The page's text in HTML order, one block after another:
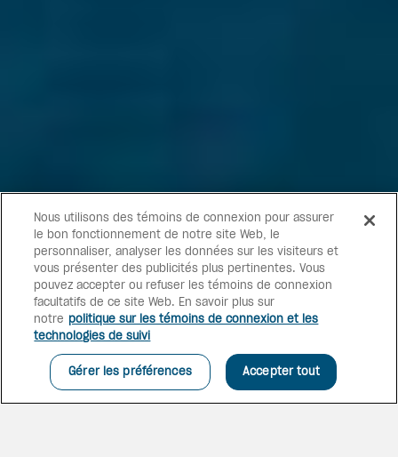
Nous utilisons des témoins de connexion pour assurer
le bon fonctionnement de notre site Web, le
personnaliser, analyser les données sur les visiteurs et
vous présenter des publicités plus pertinentes. Vous
pouvez accepter ou refuser les témoins de connexion
facultatifs de ce site Web. En savoir plus sur
notre politique sur les témoins de connexion et les
technologies de suivi
Gérer les préférences Accepter tout